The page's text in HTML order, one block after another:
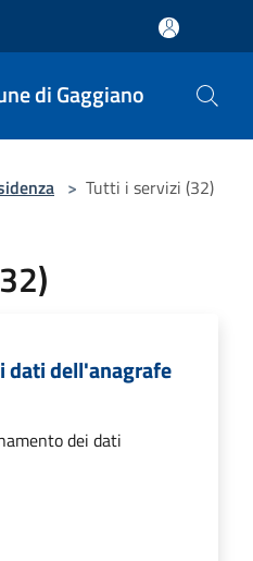
di Gaggiano
> Tutti i servizi (32)
dati dell'anagrafe
dei dati